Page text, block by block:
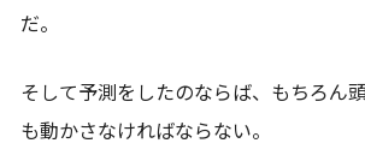
だ。
そして予測をしたのならば、もちろん
も動かさなければならない。